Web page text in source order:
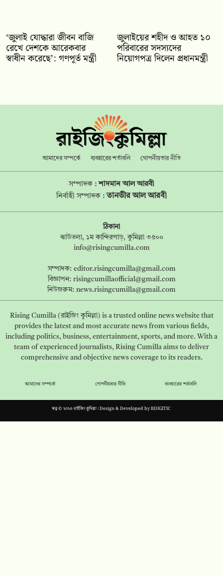
‘জুলাই যোদ্ধারা জীবন বাজি
রেখে দেশকে আরেকবার
স্বাধীন করেছে’: গণপূর্ত মন্ত্রী
জুলাইয়ের শহীদ ও আহত ১০
পরিবারের সদস্যদের
নিয়োগপত্র দিলেন প্রধানমন্ত্রী
আমাদের সম্পর্কে ব্যবহারের শর্তাবলি গোপনীয়তার নীতি
সম্পাদক :শাদমান আল আরবী
নির্বাহী সম্পাদক :তানভীর আল আরবী
ঠিকানা
ঝাউতলা, ১ম কান্দিরপাড়, কুমিল্লা ৩৫০০
info@risingcumilla.com
সম্পাদক: editor.risingcumilla@gmail.com
বিজ্ঞাপন: risingcumillaofficial@gmail.com
নিউজরুম: news.risingcumilla@gmail.com
Rising Cumilla (রাইজিং কুমিল্লা) is a trusted online news website that
provides the latest and most accurate news from various fields,
including politics, business, entertainment, sports, and more. With a
team of experienced journalists, Rising Cumilla aims to deliver
comprehensive and objective news coverage to its readers.
আমাদের সম্পর্কে গোপনীয়তার নীতি ব্যবহারের শর্তাবলি
স্বত্ব © ২০২৩ রাইজিং কুমিল্লা। Design & Developed byBDIGITIC